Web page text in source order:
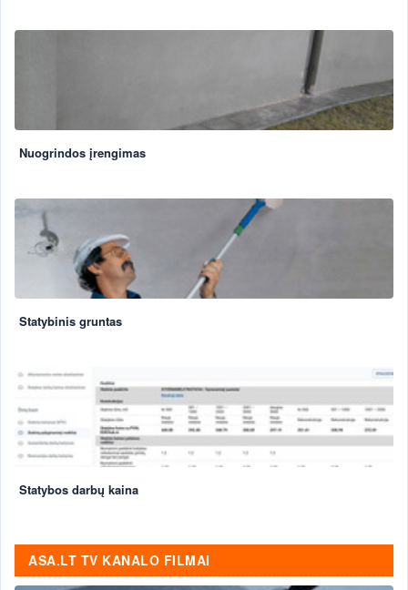
Nuogrindos įrengimas
Statybinis gruntas
Statybos darbų kaina
ASA.LT TV KANALO FILMAI